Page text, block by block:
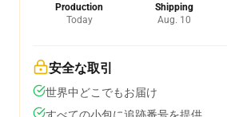
Production
Today
Shipping
Aug. 10
安全な取引
世界中どこでもお届け